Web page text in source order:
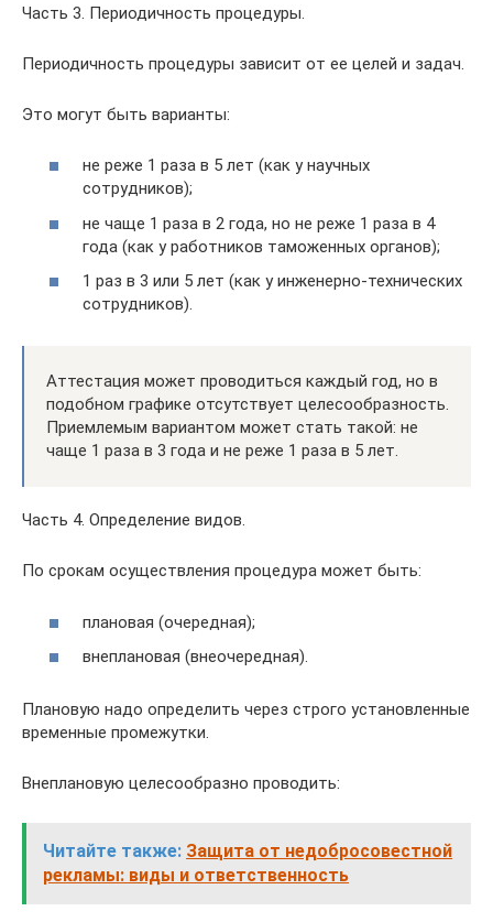
Часть 3. Периодичность процедуры.
Периодичность процедуры зависит от ее целей и задач.
Это могут быть варианты:
не реже 1 раза в 5 лет (как у научных
сотрудников);
не чаще 1 раза в 2 года, но не реже 1 раза в 4
года (как у работников таможенных органов);
1 раз в 3 или 5 лет (как у инженерно-технических
сотрудников).
Аттестация может проводиться каждый год, но в
подобном графике отсутствует целесообразность.
Приемлемым вариантом может стать такой: не
чаще 1 раза в 3 года и не реже 1 раза в 5 лет.
Часть 4. Определение видов.
По срокам осуществления процедура может быть:
плановая (очередная);
внеплановая (внеочередная).
Плановую надо определить через строго установленные
временные промежутки.
Внеплановую целесообразно проводить:
Читайте также: Защита от недобросовестной
рекламы: виды и ответственность